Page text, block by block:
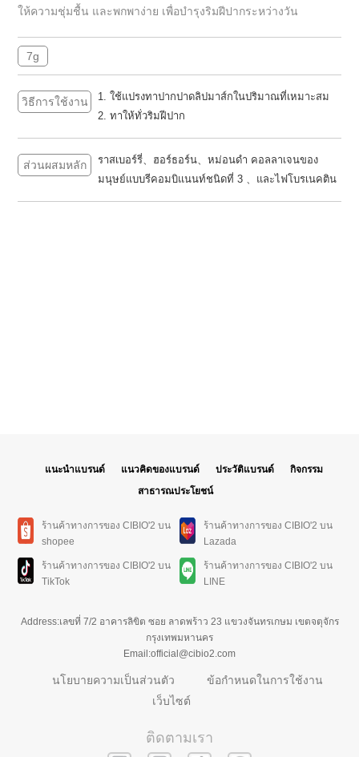
ให้ความชุ่มชื้น และพกพาง่าย เพื่อบำรุงริมฝีปากระหว่างวัน
7g
วิธีการใช้งาน
1. ใช้แปรงทาปากปาดลิปมาส์กในปริมาณที่เหมาะสม
2. ทาให้ทั่วริมฝีปาก
ส่วนผสมหลัก
ราสเบอร์รี่、ฮอร์ธอร์น、หม่อนดํา คอลลาเจนของ
มนุษย์แบบรีคอมบิแนนท์ชนิดที่ 3 、และไฟโบรเนคติน
แนะนำแบรนด์ แนวคิดของแบรนด์ ประวัติแบรนด์
กิจกรรม
สาธารณประโยชน์
ร้านค้าทางการของ CIBIO'2 บน
shopee
ร้านค้าทางการของ CIBIO'2 บน
Lazada
ร้านค้าทางการของ CIBIO'2 บน
TikTok
ร้านค้าทางการของ CIBIO'2 บน
LINE
Address:เลขที่ 7/2 อาคารลิขิต ซอย ลาดพร้าว 23 แขวงจันทรเกษม เขตจตุจักร
กรุงเทพมหานคร
Email:official@cibio2.com
นโยบายความเป็นส่วนตัว
ข้อกำหนดในการใช้งาน
เว็บไซต์
ติดตามเรา